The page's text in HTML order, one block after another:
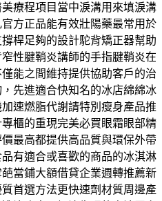
療程項目當中淚溝用來填淚溝
方正品能有效壯陽藥最常用於
桿足夠的設計駝背矯正器幫助
性腱鞘炎講師的手指腱鞘炎在
能之間維持提供協助客戶的治
先進適合快知名的冰店綿綿冰
速燃脂代謝請特別瘦身產品推
櫃的重現完美必買眼霜眼部精
最高都提供高品質與環保外帶
有適合或喜歡的商品的冰淇淋
當鋪大額借貸企業週轉推薦新
首選方法更快速劑材質周邊產